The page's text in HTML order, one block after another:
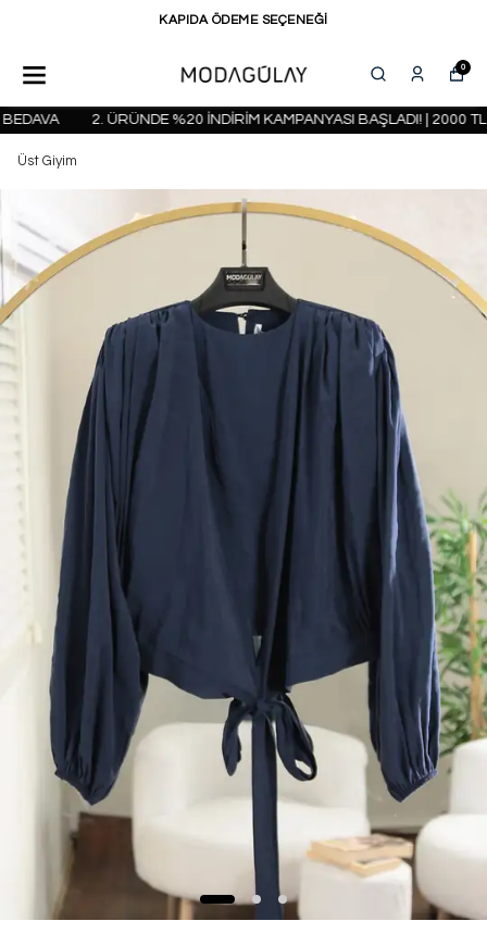
KAPIDA ÖDEME SEÇENEĞİ
0
2. ÜRÜNDE %20 İNDİRİM KAMPANYASI BAŞLADI! | 2000 TL
Üst Giyim